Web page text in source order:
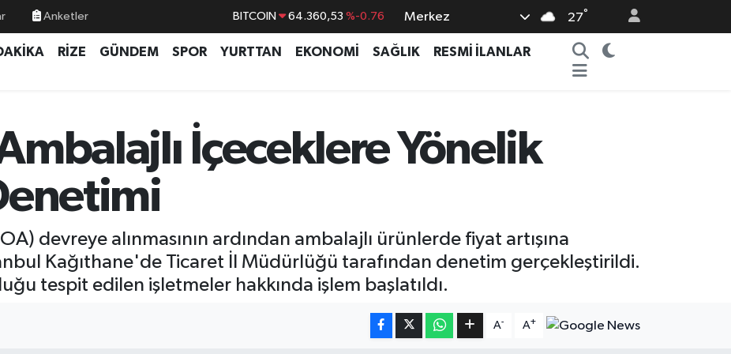
Anketler BITCOIN 64.360,53 %-0.76
DOLAR 47,7143 %0.16
GRAM ALTIN 6574.81
BİST100 13.887 %64
Merkez 27°
RİZE GÜNDEM SPOR YURTTAN EKONOMİ SAĞLIK
RESMİ İLANLAR
İçeceklere Yönelik
devreye alınmasının ardından ambalajlı ürünlerde fiyat artışına
Kağıthane'de Ticaret İl Müdürlüğü tarafından denetim gerçekleştirildi.
tespit edilen işletmeler hakkında işlem başlatıldı.
A- A+